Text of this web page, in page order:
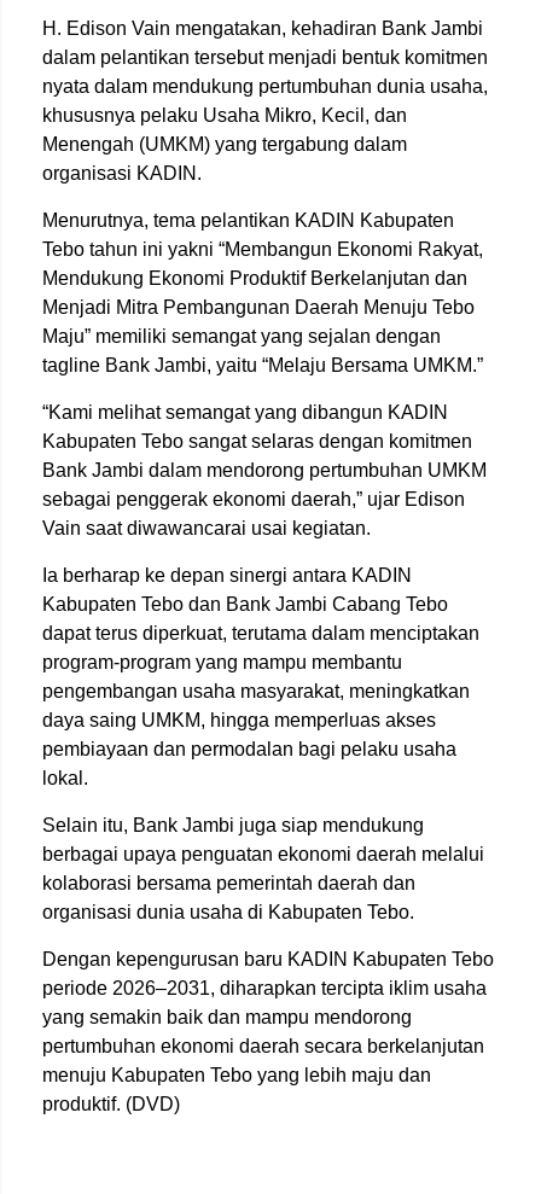
H. Edison Vain mengatakan, kehadiran Bank Jambi
dalam pelantikan tersebut menjadi bentuk komitmen
nyata dalam mendukung pertumbuhan dunia usaha,
khususnya pelaku Usaha Mikro, Kecil, dan
Menengah (UMKM) yang tergabung dalam
organisasi KADIN.
Menurutnya, tema pelantikan KADIN Kabupaten
Tebo tahun ini yakni “Membangun Ekonomi Rakyat,
Mendukung Ekonomi Produktif Berkelanjutan dan
Menjadi Mitra Pembangunan Daerah Menuju Tebo
Maju” memiliki semangat yang sejalan dengan
tagline Bank Jambi, yaitu “Melaju Bersama UMKM.”
“Kami melihat semangat yang dibangun KADIN
Kabupaten Tebo sangat selaras dengan komitmen
Bank Jambi dalam mendorong pertumbuhan UMKM
sebagai penggerak ekonomi daerah,” ujar Edison
Vain saat diwawancarai usai kegiatan.
Ia berharap ke depan sinergi antara KADIN
Kabupaten Tebo dan Bank Jambi Cabang Tebo
dapat terus diperkuat, terutama dalam menciptakan
program-program yang mampu membantu
pengembangan usaha masyarakat, meningkatkan
daya saing UMKM, hingga memperluas akses
pembiayaan dan permodalan bagi pelaku usaha
lokal.
Selain itu, Bank Jambi juga siap mendukung
berbagai upaya penguatan ekonomi daerah melalui
kolaborasi bersama pemerintah daerah dan
organisasi dunia usaha di Kabupaten Tebo.
Dengan kepengurusan baru KADIN Kabupaten Tebo
periode 2026–2031, diharapkan tercipta iklim usaha
yang semakin baik dan mampu mendorong
pertumbuhan ekonomi daerah secara berkelanjutan
menuju Kabupaten Tebo yang lebih maju dan
produktif. (DVD)